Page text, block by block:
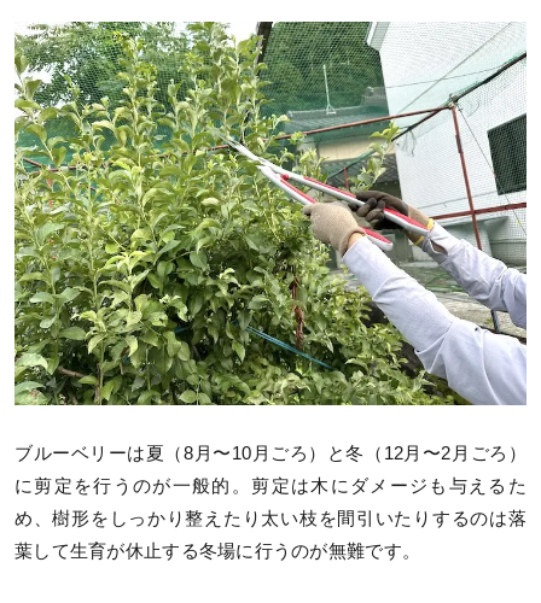
ブルーベリーは夏（8月〜10月ごろ）と冬（12月〜2月ごろ）
に剪定を行うのが一般的。剪定は木にダメージも与えるた
め、樹形をしっかり整えたり太い枝を間引いたりするのは落
葉して生育が休止する冬場に行うのが無難です。